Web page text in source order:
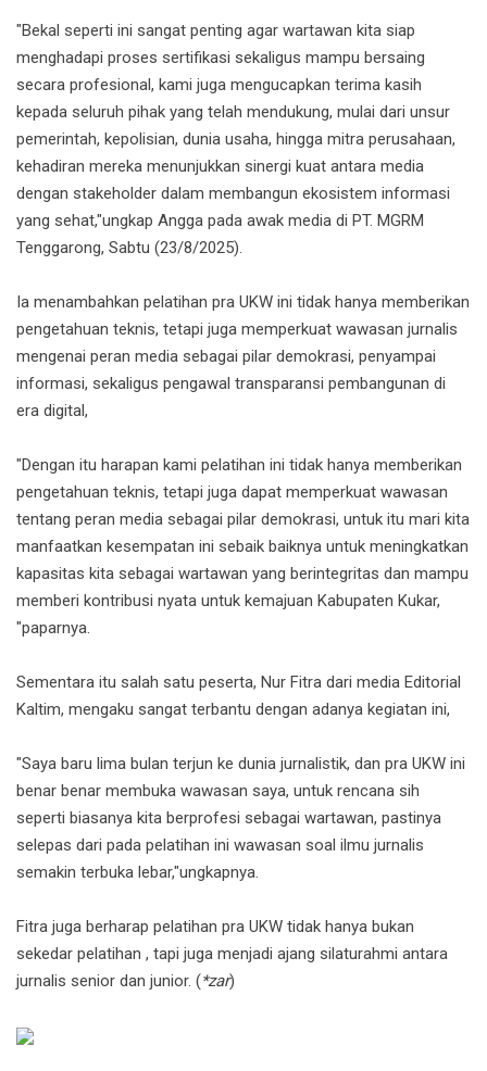
"Bekal seperti ini sangat penting agar wartawan kita siap
menghadapi proses sertifikasi sekaligus mampu bersaing
secara profesional, kami juga mengucapkan terima kasih
kepada seluruh pihak yang telah mendukung, mulai dari unsur
pemerintah, kepolisian, dunia usaha, hingga mitra perusahaan,
kehadiran mereka menunjukkan sinergi kuat antara media
dengan stakeholder dalam membangun ekosistem informasi
yang sehat,"ungkap Angga pada awak media di PT. MGRM
Tenggarong, Sabtu (23/8/2025).
Ia menambahkan pelatihan pra UKW ini tidak hanya memberikan
pengetahuan teknis, tetapi juga memperkuat wawasan jurnalis
mengenai peran media sebagai pilar demokrasi, penyampai
informasi, sekaligus pengawal transparansi pembangunan di
era digital,
"Dengan itu harapan kami pelatihan ini tidak hanya memberikan
pengetahuan teknis, tetapi juga dapat memperkuat wawasan
tentang peran media sebagai pilar demokrasi, untuk itu mari kita
manfaatkan kesempatan ini sebaik baiknya untuk meningkatkan
kapasitas kita sebagai wartawan yang berintegritas dan mampu
memberi kontribusi nyata untuk kemajuan Kabupaten Kukar,
"paparnya.
Sementara itu salah satu peserta, Nur Fitra dari media Editorial
Kaltim, mengaku sangat terbantu dengan adanya kegiatan ini,
"Saya baru lima bulan terjun ke dunia jurnalistik, dan pra UKW ini
benar benar membuka wawasan saya, untuk rencana sih
seperti biasanya kita berprofesi sebagai wartawan, pastinya
selepas dari pada pelatihan ini wawasan soal ilmu jurnalis
semakin terbuka lebar,"ungkapnya.
Fitra juga berharap pelatihan pra UKW tidak hanya bukan
sekedar pelatihan , tapi juga menjadi ajang silaturahmi antara
jurnalis senior dan junior. (*zar)